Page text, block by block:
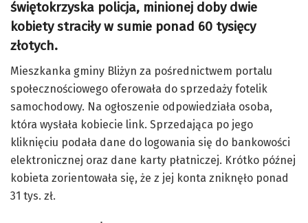
świętokrzyska policja, minionej doby dwie
kobiety straciły w sumie ponad 60 tysięcy
złotych.
Mieszkanka gminy Bliżyn za pośrednictwem portalu
społecznościowego oferowała do sprzedaży fotelik
samochodowy. Na ogłoszenie odpowiedziała osoba,
która wysłała kobiecie link. Sprzedająca po jego
kliknięciu podała dane do logowania się do bankowości
elektronicznej oraz dane karty płatniczej. Krótko późnej
kobieta zorientowała się, że z jej konta zniknęło ponad
31 tys. zł.